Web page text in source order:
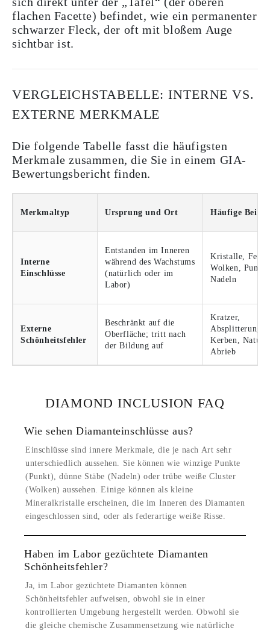
flachen Facette) befindet, wie ein permanenter
schwarzer Fleck, der oft mit bloßem Auge
sichtbar ist.
VERGLEICHSTABELLE: INTERNE VS.
EXTERNE MERKMALE
Die folgende Tabelle fasst die häufigsten
Merkmale zusammen, die Sie in einem GIA-
Bewertungsbericht finden.
Merkmaltyp Ursprung und Ort Häufige
Interne
Einschlüsse
Entstanden im Inneren
während des Wachstums
(natürlich oder im
Labor)
Kristalle,
Wolken,
Nadeln
Externe
Schönheitsfehler
Beschränkt auf die
Oberfläche; tritt nach
der Bildung auf
Kratzer,
Kerben,
Abrieb
DIAMOND INCLUSION FAQ
Wie sehen Diamanteinschlüsse aus?
Einschlüsse sind innere Merkmale, die je nach Art sehr
unterschiedlich aussehen. Sie können wie winzige Punkte
(Punkt), dünne Stäbe (Nadeln) oder trübe weiße Cluster
(Wolken) aussehen. Einige können als kleine
Mineralkristalle erscheinen, die im Inneren des Diamanten
eingeschlossen sind, oder als federartige weiße Risse.
Haben im Labor gezüchtete Diamanten
Schönheitsfehler?
Ja, im Labor gezüchtete Diamanten können
Schönheitsfehler aufweisen, obwohl sie in einer
kontrollierten Umgebung hergestellt werden. Obwohl sie
die gleiche chemische Zusammensetzung wie natürliche